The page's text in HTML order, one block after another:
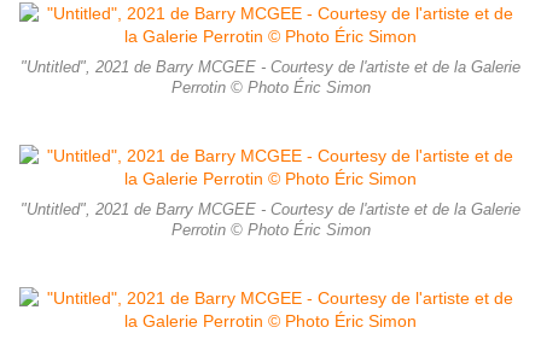
"Untitled", 2021 de Barry MCGEE - Courtesy de l'artiste et de la Galerie
Perrotin © Photo Éric Simon
"Untitled", 2021 de Barry MCGEE - Courtesy de l'artiste et de la Galerie
Perrotin © Photo Éric Simon